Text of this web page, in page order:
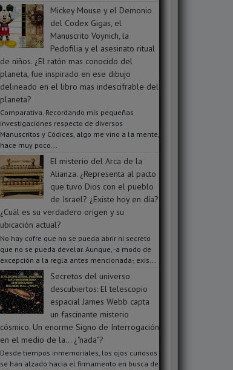
Mickey Mouse y el Demonio
del Codex Gigas, el
Manuscrito Voynich, la
Pedofilia y el asesinato ritual
de niños. ¿El ratón mas conocido del
planeta, fue inspirado en ese dibujo
delineado en el libro mas indescifrable del
planeta?
Comparativa. Recordando mis pequeñas
investigaciones respecto de diversos
Manuscritos y Códices, algo me vino a la mente,
hace muy poco...
El misterio del Arca de la
Alianza. ¿Representa al pacto
que tuvo Dios con el pueblo
de Israel? ¿Existe hoy en día?
¿Cuál es su verdadero origen y su
ubicación actual?
No hay cofre que no se pueda abrir ni secreto
que no se pueda develar. Aunque, -a modo de
excepción a la regla antes mencionada-, exis...
Secretos del universo
descubiertos: El telescopio
espacial James Webb capta
un fascinante misterio
cósmico. Un enorme Signo de Interrogación
en el medio de la... ¿"nada"?
Desde tiempos inmemoriales, los ojos curiosos
se han alzado hacia el firmamento en busca de